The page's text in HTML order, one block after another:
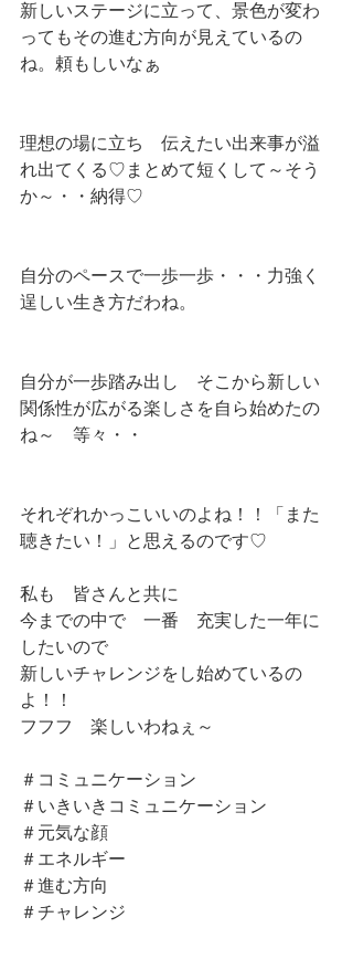
新しいステージに立って、景色が変わ
ってもその進む方向が見えているの
ね。頼もしいなぁ
理想の場に立ち　伝えたい出来事が溢
れ出てくる♡まとめて短くして～そう
か～・・納得♡
自分のペースで一歩一歩・・・力強く
逞しい生き方だわね。
自分が一歩踏み出し　そこから新しい
関係性が広がる楽しさを自ら始めたの
ね～　等々・・
それぞれかっこいいのよね！！「また
聴きたい！」と思えるのです♡
私も　皆さんと共に
今までの中で　一番　充実した一年に
したいので
新しいチャレンジをし始めているの
よ！！
フフフ　楽しいわねぇ～
＃コミュニケーション
＃いきいきコミュニケーション
＃元気な顔
＃エネルギー
＃進む方向
＃チャレンジ